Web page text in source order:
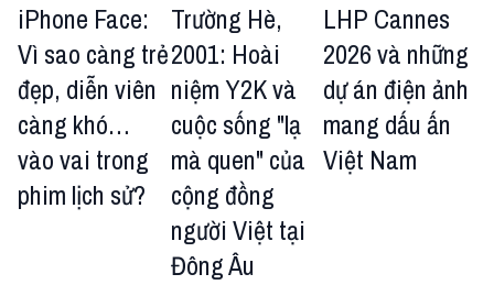
iPhone Face:
Vì sao càng trẻ
đẹp, diễn viên
càng khó…
vào vai trong
phim lịch sử?
Trường Hè,
2001: Hoài
niệm Y2K và
cuộc sống "lạ
mà quen" của
cộng đồng
người Việt tại
Đông Âu
LHP Cannes
2026 và những
dự án điện ảnh
mang dấu ấn
Việt Nam